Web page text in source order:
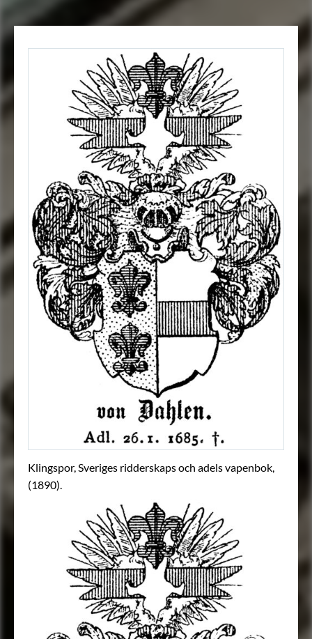
Klingspor, Sveriges ridderskaps och adels vapenbok,
(1890).